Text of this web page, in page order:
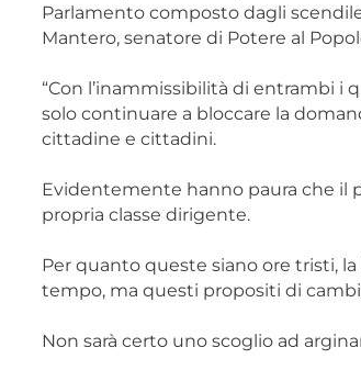
Parlamento composto dagli
Mantero, senatore di Potere al
“Con l’inammissibilità di entrambi
solo continuare a bloccare la
cittadine e cittadini.
Evidentemente hanno paura che il
propria classe dirigente.
Per quanto queste siano ore tristi,
tempo, ma questi propositi di
Non sarà certo uno scoglio ad